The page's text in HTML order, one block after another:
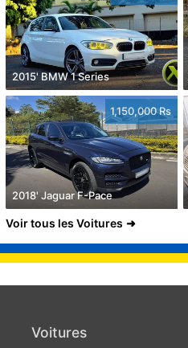
2015' BMW 1 Series
1,150,000 Rs
2018' Jaguar F-Pace
Voir tous les Voitures
Voitures